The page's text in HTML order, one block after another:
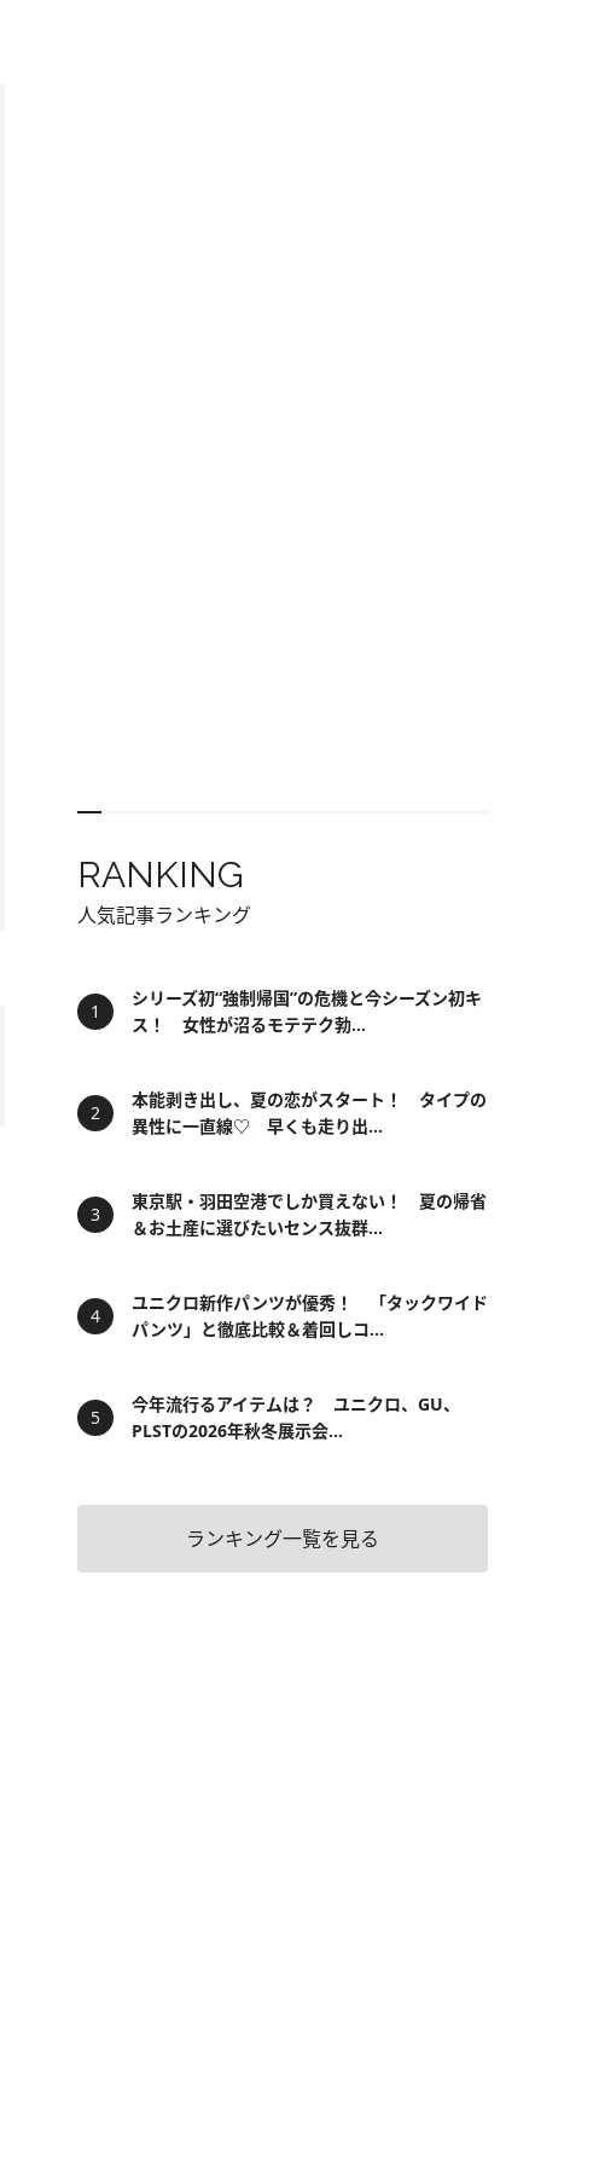
RANKING
人気記事ランキング
シリーズ初“強制帰国”の危機と今シーズン初キ
ス！ 女性が沼るモテテク勃...
本能剥き出し、夏の恋がスタート！ タイプの
異性に一直線♡ 早くも走り出...
東京駅・羽田空港でしか買えない！ 夏の帰省
＆お土産に選びたいセンス抜群...
ユニクロ新作パンツが優秀！ 「タックワイド
パンツ」と徹底比較＆着回しコ...
今年流行るアイテムは？ ユニクロ、GU、
PLSTの2026年秋冬展示会...
ランキング一覧を見る